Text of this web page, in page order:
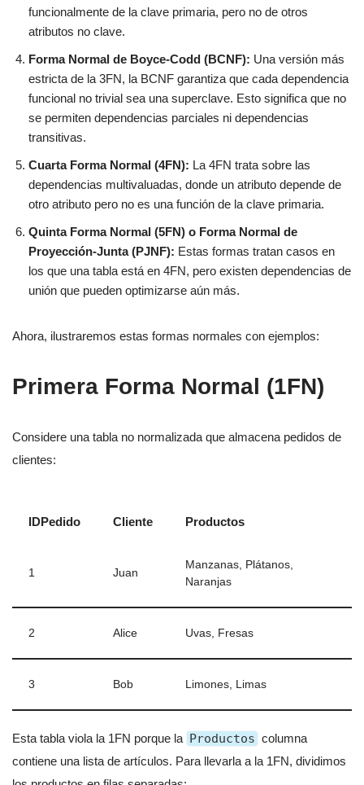
funcionalmente de la clave primaria, pero no de otros
atributos no clave.
Forma Normal de Boyce-Codd (BCNF): Una versión más
estricta de la 3FN, la BCNF garantiza que cada dependencia
funcional no trivial sea una superclave. Esto significa que no
se permiten dependencias parciales ni dependencias
transitivas.
Cuarta Forma Normal (4FN): La 4FN trata sobre las
dependencias multivaluadas, donde un atributo depende de
otro atributo pero no es una función de la clave primaria.
Quinta Forma Normal (5FN) o Forma Normal de
Proyección-Junta (PJNF): Estas formas tratan casos en
los que una tabla está en 4FN, pero existen dependencias de
unión que pueden optimizarse aún más.
Ahora, ilustraremos estas formas normales con ejemplos:
Primera Forma Normal (1FN)
Considere una tabla no normalizada que almacena pedidos de
clientes:
IDPedido Cliente Productos
1 Juan
Manzanas, Plátanos,
Naranjas
2 Alice Uvas, Fresas
3 Bob Limones, Limas
Esta tabla viola la 1FN porque la Productos columna
contiene una lista de artículos. Para llevarla a la 1FN, dividimos